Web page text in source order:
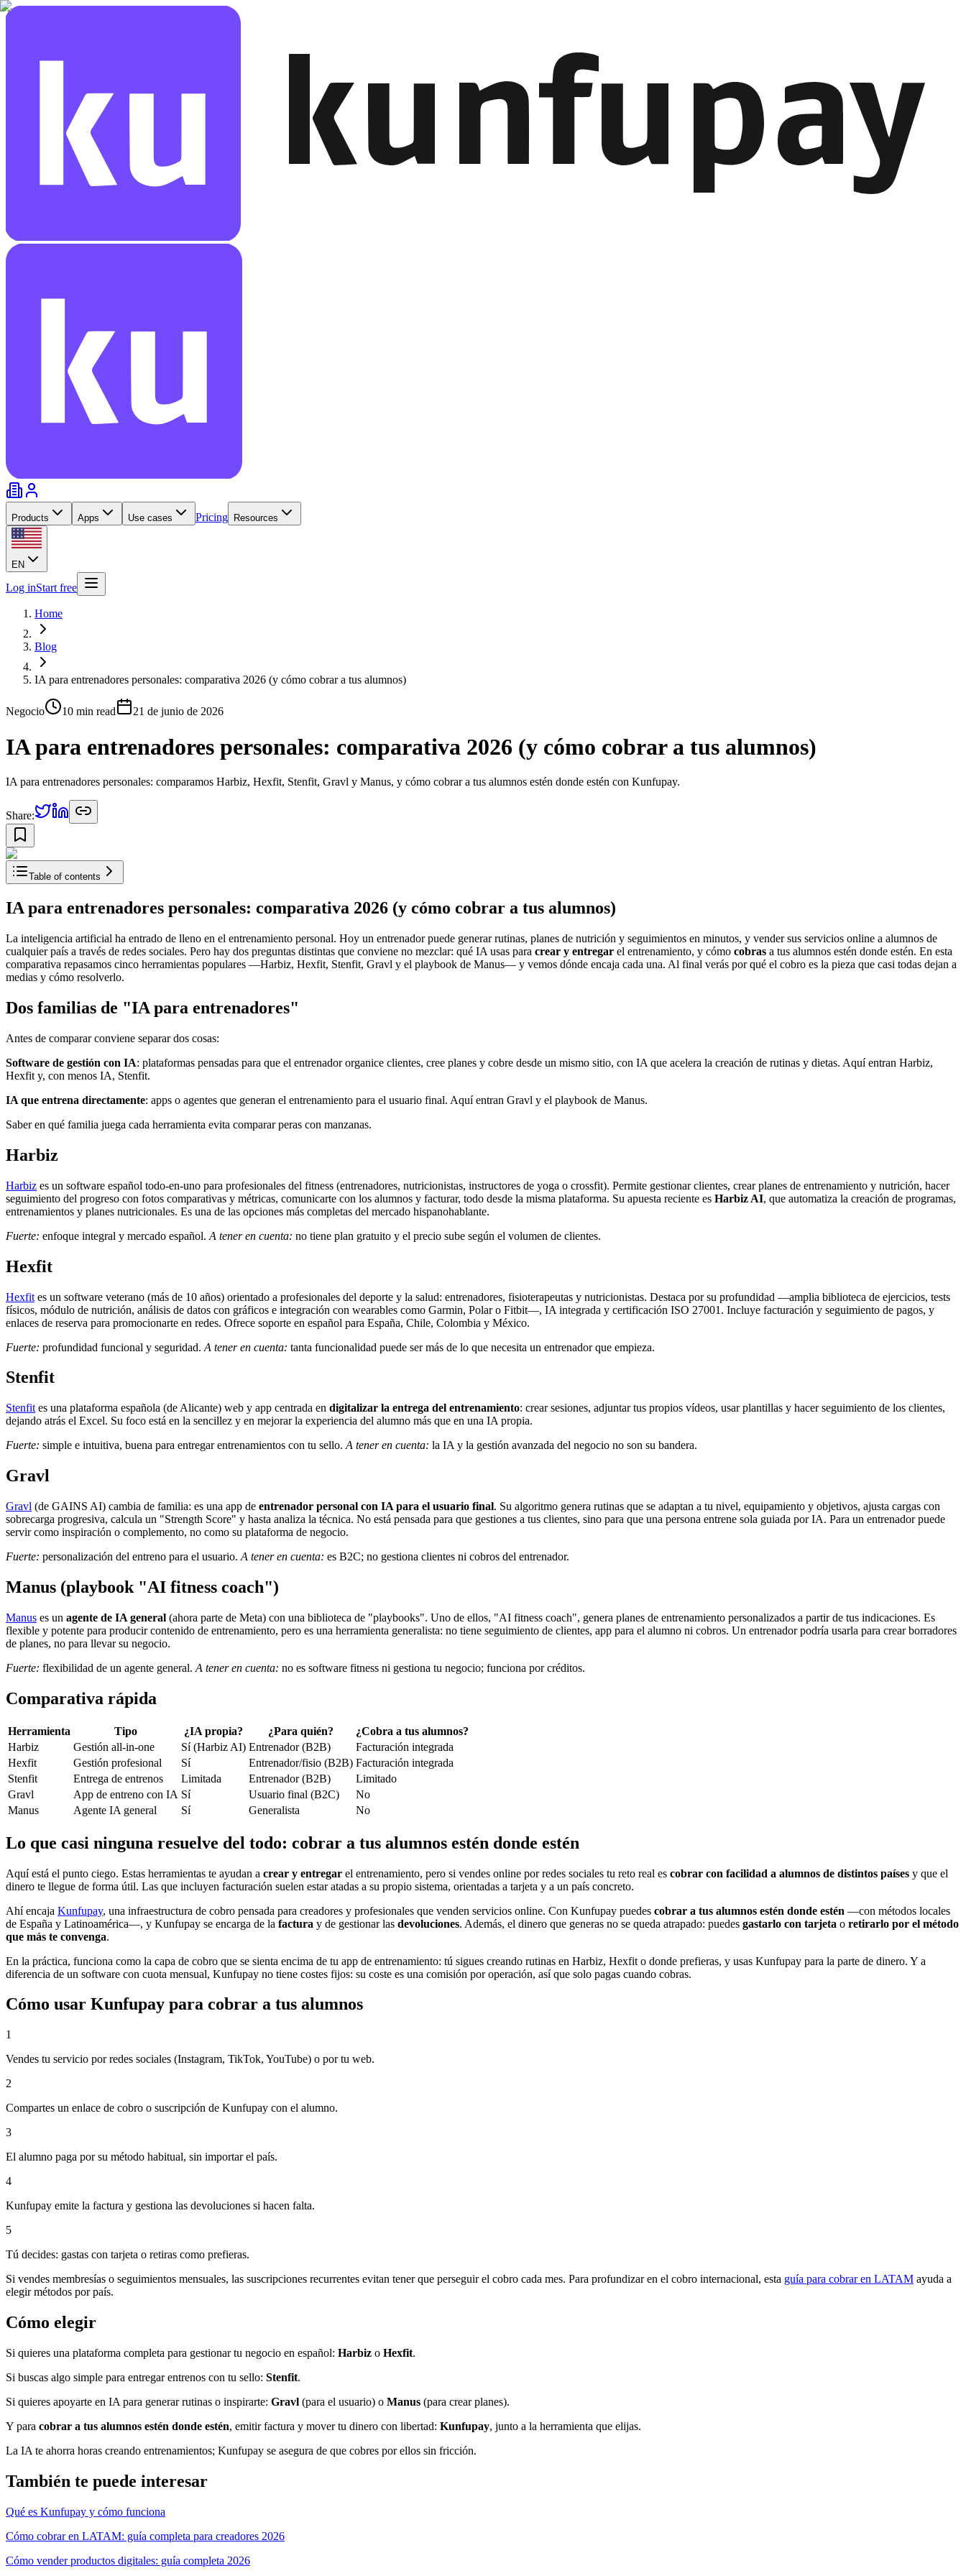
Products Apps Use cases Pricing Resources
EN
Log inStart free
Home
Blog
IA para entrenadores personales: comparativa 2026 (y cómo cobrar a tus alumnos)
Negocio 10 min read 21 de junio de 2026
IA para entrenadores personales: comparativa 2026 (y cómo cobrar a tus alumnos)
IA para entrenadores personales: comparamos Harbiz, Hexfit, Stenfit, Gravl y Manus, y cómo cobrar a tus alumnos estén donde estén con Kunfupay.
Share:
Table of contents
IA para entrenadores personales: comparativa 2026 (y cómo cobrar a tus alumnos)
La inteligencia artificial ha entrado de lleno en el entrenamiento personal. Hoy un entrenador puede generar rutinas, planes de nutrición y seguimientos en minutos, y vender sus servicios online a alumnos de
cualquier país a través de redes sociales. Pero hay dos preguntas distintas que conviene no mezclar: qué IA usas para crear y entregar el entrenamiento, y cómo cobras a tus alumnos estén donde estén. En esta
comparativa repasamos cinco herramientas populares —Harbiz, Hexfit, Stenfit, Gravl y el playbook de Manus— y vemos dónde encaja cada una. Al final verás por qué el cobro es la pieza que casi todas dejan a
medias y cómo resolverlo.
Dos familias de "IA para entrenadores"
Antes de comparar conviene separar dos cosas:
Software de gestión con IA: plataformas pensadas para que el entrenador organice clientes, cree planes y cobre desde un mismo sitio, con IA que acelera la creación de rutinas y dietas. Aquí entran Harbiz,
Hexfit y, con menos IA, Stenfit.
IA que entrena directamente: apps o agentes que generan el entrenamiento para el usuario final. Aquí entran Gravl y el playbook de Manus.
Saber en qué familia juega cada herramienta evita comparar peras con manzanas.
Harbiz
Harbiz es un software español todo-en-uno para profesionales del fitness (entrenadores, nutricionistas, instructores de yoga o crossfit). Permite gestionar clientes, crear planes de entrenamiento y nutrición, hacer
seguimiento del progreso con fotos comparativas y métricas, comunicarte con los alumnos y facturar, todo desde la misma plataforma. Su apuesta reciente es Harbiz AI, que automatiza la creación de programas,
entrenamientos y planes nutricionales. Es una de las opciones más completas del mercado hispanohablante.
Fuerte: enfoque integral y mercado español. A tener en cuenta: no tiene plan gratuito y el precio sube según el volumen de clientes.
Hexfit
Hexfit es un software veterano (más de 10 años) orientado a profesionales del deporte y la salud: entrenadores, fisioterapeutas y nutricionistas. Destaca por su profundidad —amplia biblioteca de ejercicios, tests
físicos, módulo de nutrición, análisis de datos con gráficos e integración con wearables como Garmin, Polar o Fitbit—, IA integrada y certificación ISO 27001. Incluye facturación y seguimiento de pagos, y
enlaces de reserva para promocionarte en redes. Ofrece soporte en español para España, Chile, Colombia y México.
Fuerte: profundidad funcional y seguridad. A tener en cuenta: tanta funcionalidad puede ser más de lo que necesita un entrenador que empieza.
Stenfit
Stenfit es una plataforma española (de Alicante) web y app centrada en digitalizar la entrega del entrenamiento: crear sesiones, adjuntar tus propios vídeos, usar plantillas y hacer seguimiento de los clientes,
dejando atrás el Excel. Su foco está en la sencillez y en mejorar la experiencia del alumno más que en una IA propia.
Fuerte: simple e intuitiva, buena para entregar entrenamientos con tu sello. A tener en cuenta: la IA y la gestión avanzada del negocio no son su bandera.
Gravl
Gravl (de GAINS AI) cambia de familia: es una app de entrenador personal con IA para el usuario final. Su algoritmo genera rutinas que se adaptan a tu nivel, equipamiento y objetivos, ajusta cargas con
sobrecarga progresiva, calcula un "Strength Score" y hasta analiza la técnica. No está pensada para que gestiones a tus clientes, sino para que una persona entrene sola guiada por IA. Para un entrenador puede
servir como inspiración o complemento, no como su plataforma de negocio.
Fuerte: personalización del entreno para el usuario. A tener en cuenta: es B2C; no gestiona clientes ni cobros del entrenador.
Manus (playbook "AI fitness coach")
Manus es un agente de IA general (ahora parte de Meta) con una biblioteca de "playbooks". Uno de ellos, "AI fitness coach", genera planes de entrenamiento personalizados a partir de tus indicaciones. Es
flexible y potente para producir contenido de entrenamiento, pero es una herramienta generalista: no tiene seguimiento de clientes, app para el alumno ni cobros. Un entrenador podría usarla para crear borradores
de planes, no para llevar su negocio.
Fuerte: flexibilidad de un agente general. A tener en cuenta: no es software fitness ni gestiona tu negocio; funciona por créditos.
Comparativa rápida
Herramienta Tipo ¿IA propia? ¿Para quién?
¿Cobra a tus alumnos?
Harbiz
Gestión all-in-one Sí (Harbiz AI) Entrenador (B2B)
Facturación integrada
Hexfit
Gestión profesional Sí Entrenador/fisio (B2B) Facturación integrada
Stenfit
Entrega de entrenos Limitada Entrenador (B2B)
Limitado
Gravl
App de entreno con IA Sí Usuario final (B2C)
No
Manus
Agente IA general Sí Generalista No
Lo que casi ninguna resuelve del todo: cobrar a tus alumnos estén donde estén
Aquí está el punto ciego. Estas herramientas te ayudan a crear y entregar el entrenamiento, pero si vendes online por redes sociales tu reto real es cobrar con facilidad a alumnos de distintos países y que el
dinero te llegue de forma útil. Las que incluyen facturación suelen estar atadas a su propio sistema, orientadas a tarjeta y a un país concreto.
Ahí encaja Kunfupay, una infraestructura de cobro pensada para creadores y profesionales que venden servicios online. Con Kunfupay puedes cobrar a tus alumnos estén donde estén —con métodos locales
de España y Latinoamérica—, y Kunfupay se encarga de la factura y de gestionar las devoluciones. Además, el dinero que generas no se queda atrapado: puedes gastarlo con tarjeta o retirarlo por el método
que más te convenga.
En la práctica, funciona como la capa de cobro que se sienta encima de tu app de entrenamiento: tú sigues creando rutinas en Harbiz, Hexfit o donde prefieras, y usas Kunfupay para la parte de dinero. Y a
diferencia de un software con cuota mensual, Kunfupay no tiene costes fijos: su coste es una comisión por operación, así que solo pagas cuando cobras.
Cómo usar Kunfupay para cobrar a tus alumnos
1
Vendes tu servicio por redes sociales (Instagram, TikTok, YouTube) o por tu web.
2
Compartes un enlace de cobro o suscripción de Kunfupay con el alumno.
3
El alumno paga por su método habitual, sin importar el país.
4
Kunfupay emite la factura y gestiona las devoluciones si hacen falta.
5
Tú decides: gastas con tarjeta o retiras como prefieras.
Si vendes membresías o seguimientos mensuales, las suscripciones recurrentes evitan tener que perseguir el cobro cada mes. Para profundizar en el cobro internacional, esta guía para cobrar en LATAM ayuda a
elegir métodos por país.
Cómo elegir
Si quieres una plataforma completa para gestionar tu negocio en español: Harbiz o Hexfit.
Si buscas algo simple para entregar entrenos con tu sello: Stenfit.
Si quieres apoyarte en IA para generar rutinas o inspirarte: Gravl (para el usuario) o Manus (para crear planes).
Y para cobrar a tus alumnos estén donde estén, emitir factura y mover tu dinero con libertad: Kunfupay, junto a la herramienta que elijas.
La IA te ahorra horas creando entrenamientos; Kunfupay se asegura de que cobres por ellos sin fricción.
También te puede interesar
Qué es Kunfupay y cómo funciona
Cómo cobrar en LATAM: guía completa para creadores 2026
Cómo vender productos digitales: guía completa 2026